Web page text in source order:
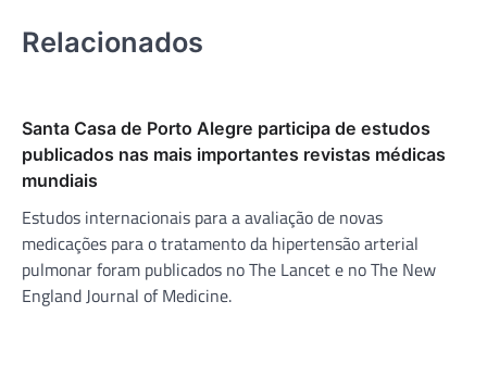
Relacionados
Santa Casa de Porto Alegre participa de estudos
publicados nas mais importantes revistas médicas
mundiais
Estudos internacionais para a avaliação de novas
medicações para o tratamento da hipertensão arterial
pulmonar foram publicados no The Lancet e no The New
England Journal of Medicine.